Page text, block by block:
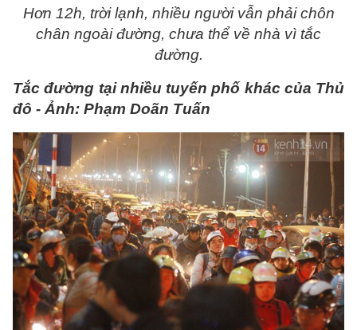
Hơn 12h, trời lạnh, nhiều người vẫn phải chôn
chân ngoài đường, chưa thể về nhà vì tắc
đường.
Tắc đường tại nhiều tuyến phố khác của Thủ
đô - Ảnh: Phạm Doãn Tuấn